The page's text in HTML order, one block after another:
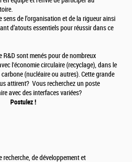
sens de l’organisation et de la rigueur ainsi
d’atouts essentiels pour réussir dans ce
R&D sont menés pour de nombreux
l'économie circulaire (recyclage), dans le
(nucléaire ou autres). Cette grande
attirent? Vous recherchez un poste
avec des interfaces variées?
Postulez !
recherche, de développement et